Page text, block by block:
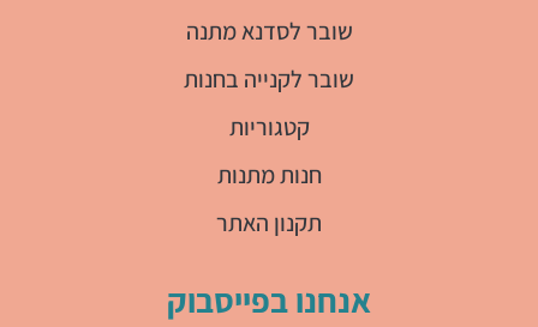
שובר לסדנא מתנה
שובר לקנייה בחנות
קטגוריות
חנות מתנות
תקנון האתר
אנחנו בפייסבוק